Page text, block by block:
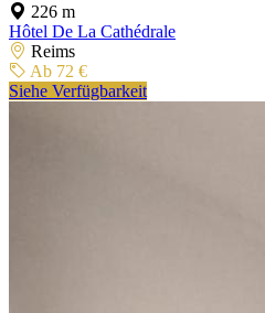
226 m
Hôtel De La Cathédrale
Reims
Ab 72 €
Siehe Verfügbarkeit